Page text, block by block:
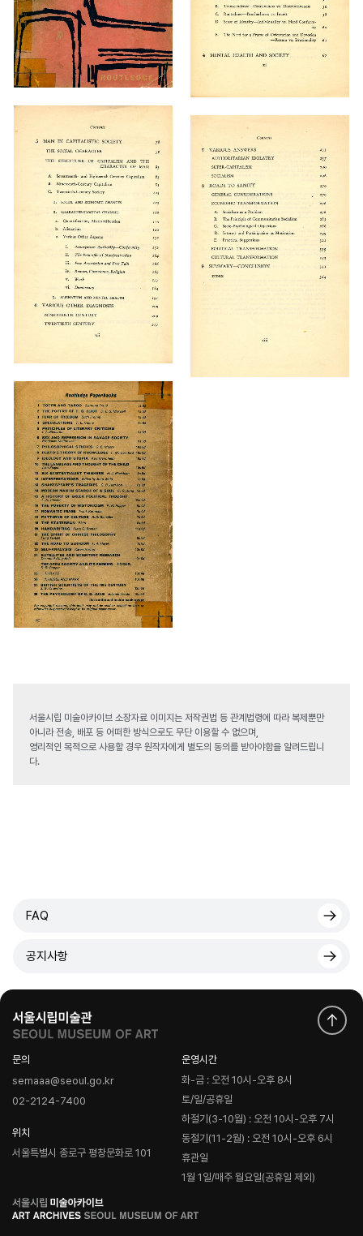
서울시립 미술아카이브 소장자료 이미지는 저작권법 등 관계법령에 따라 복제뿐만
아니라 전송, 배포 등 어떠한 방식으로도 무단 이용할 수 없으며,
영리적인 목적으로 사용할 경우 원작자에게 별도의 동의를 받아야함을 알려드립니
다.
FAQ
공지사항
문의
semaaa@seoul.go.kr
02-2124-7400
위치
서울특별시 종로구 평창문화로 101
운영시간
화-금 : 오전 10시-오후 8시
토/일/공휴일
하절기(3-10월) : 오전 10시-오후 7시
동절기(11-2월) : 오전 10시-오후 6시
휴관일
1월 1일/매주 월요일(공휴일 제외)
로
고